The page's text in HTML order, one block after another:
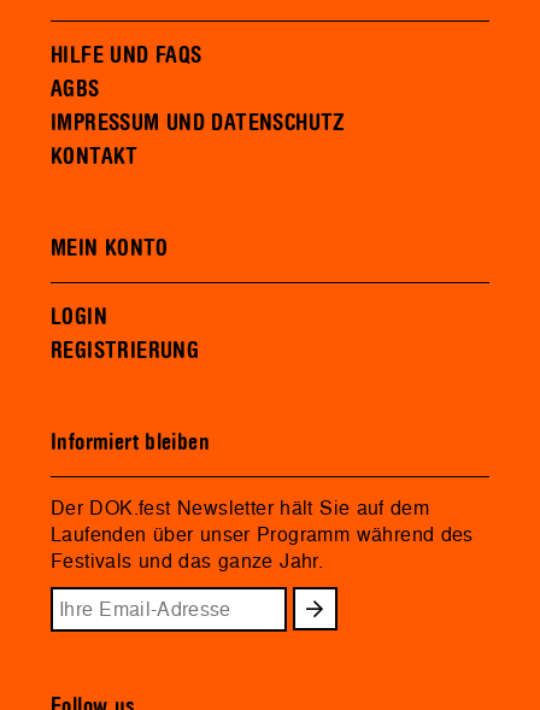
HILFE UND FAQS
AGBS
IMPRESSUM UND DATENSCHUTZ
KONTAKT
MEIN KONTO
LOGIN
REGISTRIERUNG
Informiert bleiben
Der DOK.fest Newsletter hält Sie auf dem
Laufenden über unser Programm während des
Festivals und das ganze Jahr.